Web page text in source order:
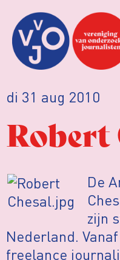
di 31 aug 2010
Robert
De
zijn
Nederland.
freelance